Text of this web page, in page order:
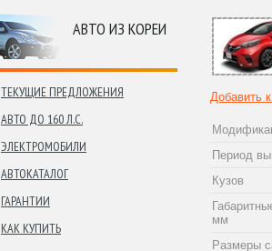
АВТО ИЗ КОРЕИ
ТЕКУЩИЕ ПРЕДЛОЖЕНИЯ
АВТО ДО 160 Л.С.
ЭЛЕКТРОМОБИЛИ
АВТОКАТАЛОГ
ГАРАНТИИ
КАК КУПИТЬ
Добавить
Период
Кузов
мм
Размеры